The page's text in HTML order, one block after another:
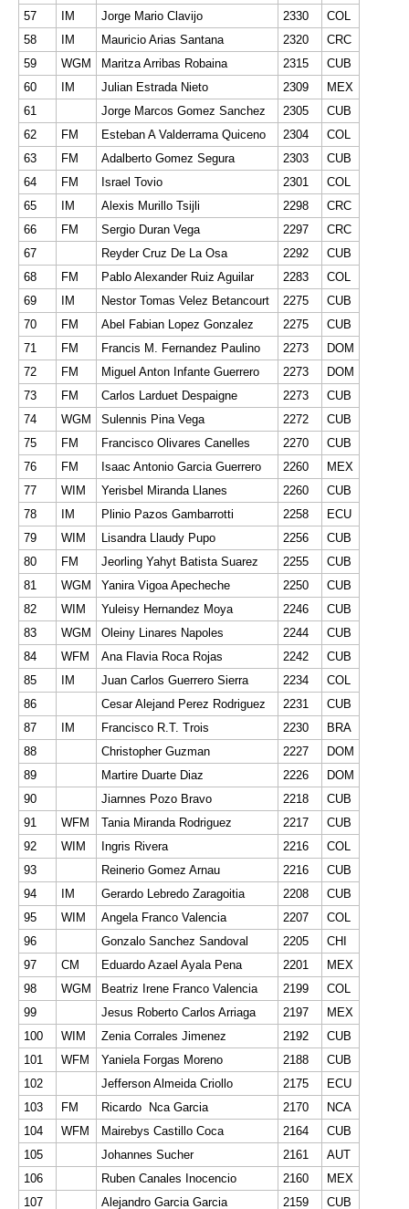
57
IM Jorge Mario Clavijo 2330
COL
58
IM Mauricio Arias Santana 2320
CRC
59
WGM Maritza Arribas Robaina 2315
CUB
60
IM Julian Estrada Nieto 2309
MEX
61
Jorge Marcos Gomez Sanchez 2305
CUB
62
FM Esteban A Valderrama Quiceno 2304
COL
63
FM Adalberto Gomez Segura 2303
CUB
64
FM Israel Tovio 2301
COL
65
IM Alexis Murillo Tsijli 2298
CRC
66
FM Sergio Duran Vega 2297
CRC
67
Reyder Cruz De La Osa 2292
CUB
68
FM Pablo Alexander Ruiz Aguilar 2283
COL
69
IM Nestor Tomas Velez Betancourt 2275
CUB
70
FM Abel Fabian Lopez Gonzalez 2275
CUB
71
FM Francis M. Fernandez Paulino 2273
DOM
72
FM Miguel Anton Infante Guerrero 2273
DOM
73
FM Carlos Larduet Despaigne 2273
CUB
74
WGM Sulennis Pina Vega 2272
CUB
75
FM Francisco Olivares Canelles 2270
CUB
76
FM Isaac Antonio Garcia Guerrero 2260
MEX
77
WIM Yerisbel Miranda Llanes 2260
CUB
78
IM Plinio Pazos Gambarrotti 2258
ECU
79
WIM Lisandra Llaudy Pupo 2256
CUB
80
FM Jeorling Yahyt Batista Suarez 2255
CUB
81
WGM Yanira Vigoa Apecheche 2250
CUB
82
WIM Yuleisy Hernandez Moya 2246
CUB
83
WGM Oleiny Linares Napoles 2244
CUB
84
WFM Ana Flavia Roca Rojas 2242
CUB
85
IM Juan Carlos Guerrero Sierra 2234
COL
86
Cesar Alejand Perez Rodriguez 2231
CUB
87
IM Francisco R.T. Trois 2230
BRA
88
Christopher Guzman 2227
DOM
89
Martire Duarte Diaz 2226
DOM
90
Jiarnnes Pozo Bravo 2218
CUB
91
WFM Tania Miranda Rodriguez 2217
CUB
92
WIM Ingris Rivera 2216
COL
93
Reinerio Gomez Arnau 2216
CUB
94
IM Gerardo Lebredo Zaragoitia 2208
CUB
95
WIM Angela Franco Valencia 2207
COL
96
Gonzalo Sanchez Sandoval 2205
CHI
97
CM Eduardo Azael Ayala Pena 2201
MEX
98
WGM Beatriz Irene Franco Valencia 2199
COL
99
Jesus Roberto Carlos Arriaga 2197
MEX
100
WIM Zenia Corrales Jimenez 2192
CUB
101
WFM Yaniela Forgas Moreno 2188
CUB
102
Jefferson Almeida Criollo 2175
ECU
103
FM Ricardo Nca Garcia 2170
NCA
104
WFM Mairebys Castillo Coca 2164
CUB
105
Johannes Sucher 2161
AUT
106
Ruben Canales Inocencio 2160
MEX
107
Alejandro Garcia Garcia 2159 CUB